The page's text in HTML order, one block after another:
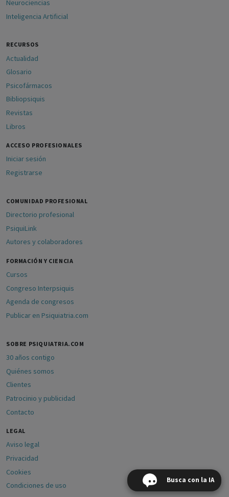
Busca con la IA
Neurociencias
Inteligencia Artificial
RECURSOS
Actualidad
Glosario
Psicofármacos
Bibliopsiquis
Revistas
Libros
ACCESO PROFESIONALES
Iniciar sesión
Registrarse
COMUNIDAD PROFESIONAL
Directorio profesional
PsiquiLink
Autores y colaboradores
FORMACIÓN Y CIENCIA
Cursos
Congreso Interpsiquis
Agenda de congresos
Publicar en Psiquiatria.com
SOBRE PSIQUIATRIA.COM
30 años contigo
Quiénes somos
Clientes
Patrocinio y publicidad
Contacto
LEGAL
Aviso legal
Privacidad
Cookies
Condiciones de uso